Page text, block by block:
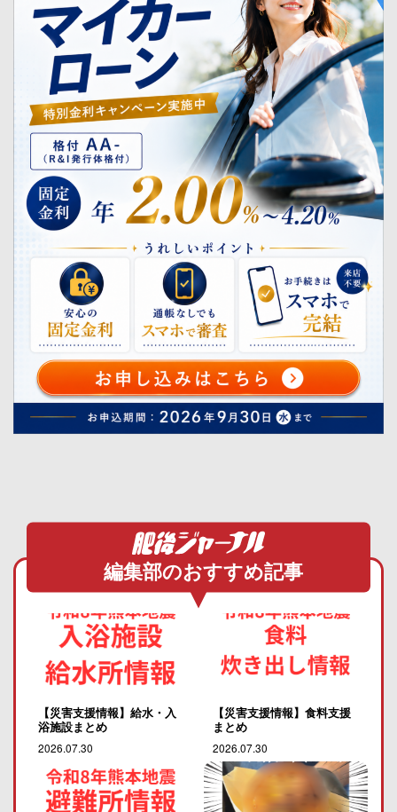
編集部のおすすめ記事
【災害支援情報】給水・入
浴施設まとめ
2026.07.30
【災害支援情報】食料支援
まとめ
2026.07.30